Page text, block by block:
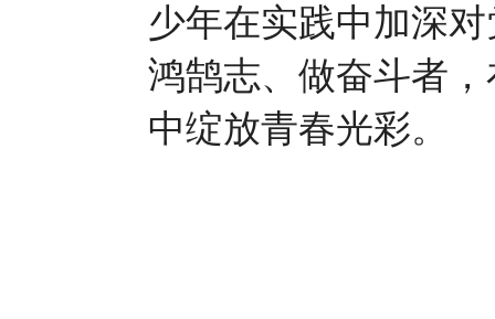
少年在实践中加深
鸿鹄志、做奋斗者
中绽放青春光彩。